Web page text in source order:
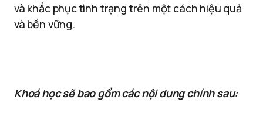
và khắc phục tình trạng trên một cách hiệu quả
và bền vững.
Khoá học sẽ bao gồm các nội dung chính sau: